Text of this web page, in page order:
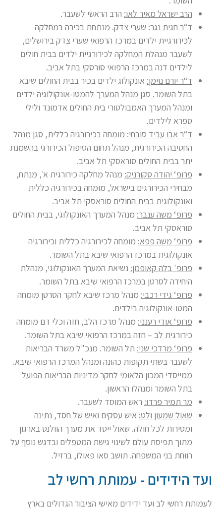
הרב ישראל מאיר לאו: הרב הראשי לשעבר.
ד“ר חגית נגר: שערי צדק. מנתחת בכירה במחלקה
לכירורגיית ילדים במרכז הרפואי שערי צדק בירושלים,
לשעבר מנהלת המחלקה לכירורגיית ילדים בבית חולים
לילדים דנה במרכז הרפואי סורסקי בתל אביב.
ד“ר יורם נוימן: אונקולוג ילדים בכיר בבית החולים שיבא
בתל השומר. סגן מנהל המערך להמטו-אונקולוגיה ילדים
ומנהל המערך האמבולטורי בית החולים אדמונד ולילי
ספרא לילדים.
ד“ר אבו עביד סובחי: מומחה בכירורגיה כללית, סגן מנהל
החטיבה הכירורגית, מנהל תחום הטיפול הכירורגי בהשמנת
יתר בבית החולים סוראסקי תל אביב.
פרופ‘ יהודה סקורניק: מנהל מחלקה כירורגית א', מנתח,
מבחירי הכירורגים בישראל, מומחה בכירורגיה כללית
ואונקולוגית בבית החולים סוראסקי תל אביב.
פרופ‘ משה ענבר: מנהל המערך האונקולוגי, בבית החולים
סוראסקי תל אביב.
פרופ‘ משה פפא: מומחה לכירורגיה כללית וכירורגיה
אונקולוגית במרכז הרפואי שיבא בתל השומר.
פרופ' בלה קאופמן: נשיאת המערך האונקולוגי, מנהלת
היחידה לסרטן במרכז הרפואי שיבא בתל השומר.
פרופ‘ גידי רכבי: מנהל מרכז שיבא לחקר הסרטן מומחה
המטו-אונקולוגיה בילדים.
פרופ‘ אודי רענני: מנהל מרכז הלב, חזה וכלי דם מומחה
כירורגית לב – חזה במרכז הרפואי שיבא בתל השומר.
פרופ‘ מרדכי שני: תל השומר. מנכ"ל משרד הבריאות
לשעבר בשתי תקופות כהונה ומנהל המרכז הרפואי שיבא.
ממייסדי המכון הלאומי לחקר מדיניות הבריאות הפועל
בתל השומר ומנהלו הראשון.
מר תמיר פרדו: ראש המוסד לשעבר.
שאול שמעון ולט: איש עסקים ואיש של חסד, נתינה
ומסירות לכל חולה. שאול ייסד את מערך הוולנס בארגון
מתוך תפיסת עולם לשינוי גישת המטפלים ובדגש נוסף על
רווחת בני המשפחה. תושב סאו פאולו, ברזיל.
ועד הידידים - עמותת רחשי לב
לעמותת רחשי לב ועד ידידים מאישי הציבור הגדולים בארץ